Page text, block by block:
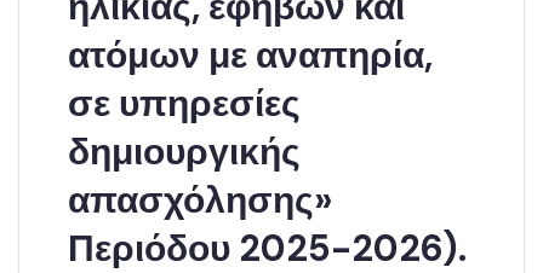
ατόμων με αναπηρία,
σε υπηρεσίες
δημιουργικής
απασχόλησης»
Περιόδου 2025-2026).